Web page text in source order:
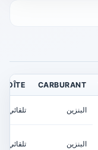
CARBURANT
BOÎTE
البنزين تلقائي
البنزين تلقائي